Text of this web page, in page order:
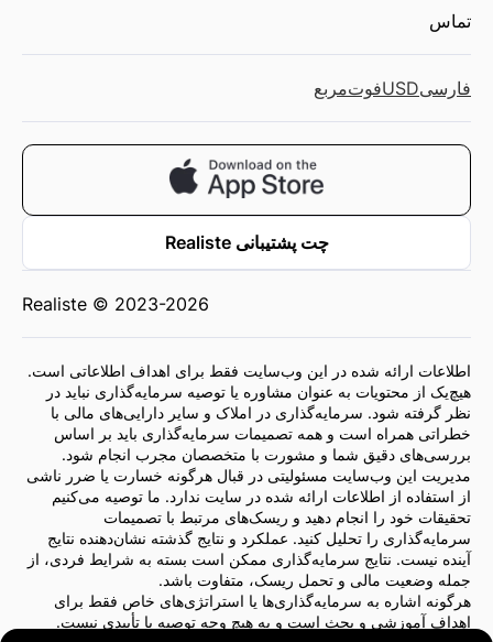
تماس
فارسیUSDفوت‌مربع
چت پشتیبانی Realiste
Realiste © 2023-2026
اطلاعات ارائه شده در این وب‌سایت فقط برای اهداف اطلاعاتی است.
هیچ‌یک از محتویات به عنوان مشاوره یا توصیه سرمایه‌گذاری نباید در
نظر گرفته شود. سرمایه‌گذاری در املاک و سایر دارایی‌های مالی با
خطراتی همراه است و همه تصمیمات سرمایه‌گذاری باید بر اساس
بررسی‌های دقیق شما و مشورت با متخصصان مجرب انجام شود.
مدیریت این وب‌سایت مسئولیتی در قبال هرگونه خسارت یا ضرر ناشی
از استفاده از اطلاعات ارائه شده در سایت ندارد. ما توصیه می‌کنیم
تحقیقات خود را انجام دهید و ریسک‌های مرتبط با تصمیمات
سرمایه‌گذاری را تحلیل کنید. عملکرد و نتایج گذشته نشان‌دهنده نتایج
آینده نیست. نتایج سرمایه‌گذاری ممکن است بسته به شرایط فردی، از
جمله وضعیت مالی و تحمل ریسک، متفاوت باشد.
هرگونه اشاره به سرمایه‌گذاری‌ها یا استراتژی‌های خاص فقط برای
اهداف آموزشی و بحث است و به هیچ وجه توصیه یا تأییدی نیست.